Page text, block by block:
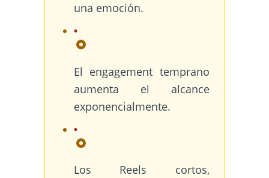
una emoción.
El engagement temprano
aumenta el alcance
exponencialmente.
Los Reels cortos,